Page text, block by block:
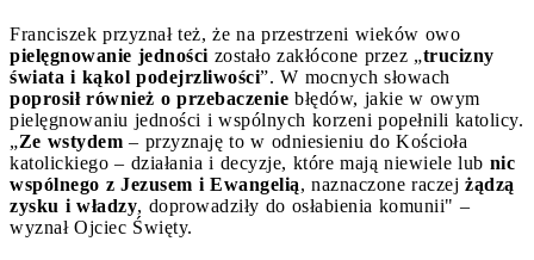
Franciszek przyznał też, że na przestrzeni wieków owo
pielęgnowanie jedności zostało zakłócone przez „trucizny
świata i kąkol podejrzliwości”. W mocnych słowach
poprosił również o przebaczenie błędów, jakie w owym
pielęgnowaniu jedności i wspólnych korzeni popełnili katolicy.
„Ze wstydem – przyznaję to w odniesieniu do Kościoła
katolickiego – działania i decyzje, które mają niewiele lub nic
wspólnego z Jezusem i Ewangelią, naznaczone raczej żądzą
zysku i władzy, doprowadziły do osłabienia komunii" –
wyznał Ojciec Święty.